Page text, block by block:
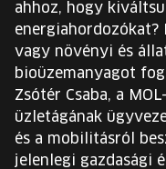
INGYENES DIÁK-
JEGYEK
KOSÁR
ahhoz, hogy
vagy növényi és
bioüzemanyagot
Zsótér Csaba, a
üzletágának
és a mobilitásról
jelenlegi gazdasági